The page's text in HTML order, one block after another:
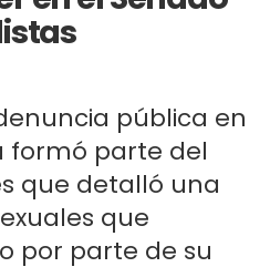
pública en
formó parte del
que detalló una
que
por parte de su